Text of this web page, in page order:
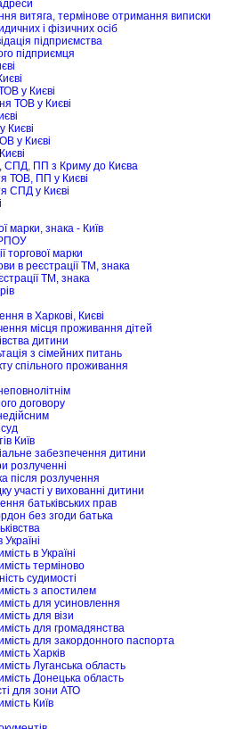
витяга, термінове отримання виписки
і фізичних осіб
підприємства
підприємця
у Києві
ТОВ у Києві
Києві
у Києві
СПД, ПП з Криму до Києва
ТОВ, ПП у Києві
СПД у Києві
марки, знака - Київ
торгової марки
в реєстрації ТМ, знака
ТМ, знака
в Харкові, Києві
місця проживання дітей
дитини
з сімейних питань
спільного проживання
договору
Київ
забезпечення дитини
розлученні
після розлучення
участі у вихованні дитини
батьківських прав
без згоди батька
в Україні
терміново
судимості
з апостилем
для усиновлення
для візи
для громадянства
для закордонного паспорта
Харків
Луганська область
Донецька область
для зони АТО
Київ